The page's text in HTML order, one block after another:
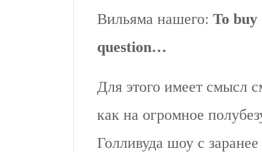
Вильяма нашего: To
question…
Для этого имеет смысл
как на огромное
Голливуда шоу с